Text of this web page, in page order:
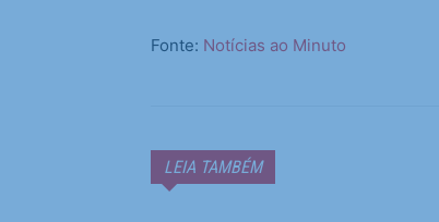
Fonte: Notícias ao Minuto
LEIA TAMBÉM